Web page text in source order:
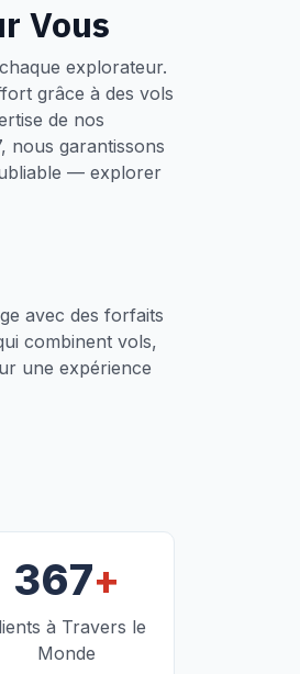
Vous
explorateur.
grâce à des vols
de nos
nous garantissons
— explorer
avec des forfaits
combinent vols,
une expérience
367+
à Travers le
Monde